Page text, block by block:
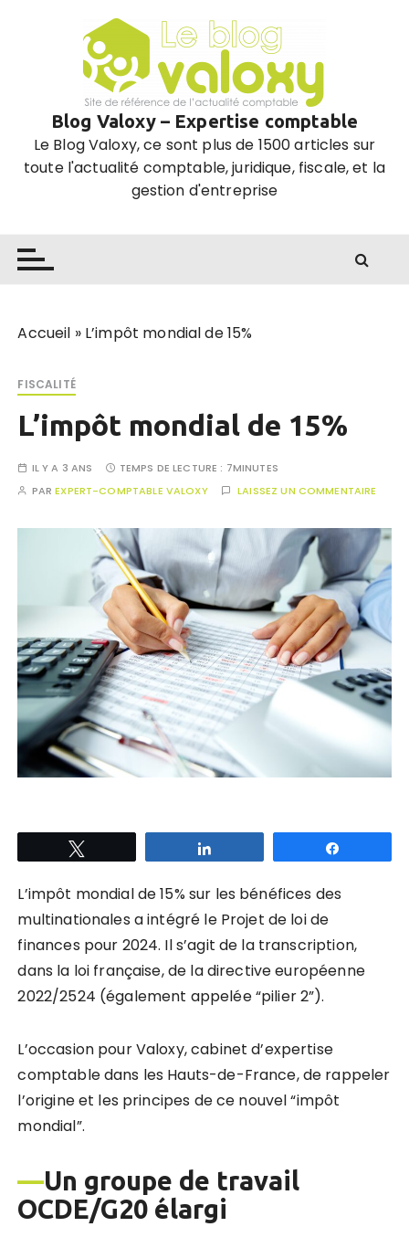
Blog Valoxy – Expertise comptable
Le Blog Valoxy, ce sont plus de 1500 articles sur
toute l'actualité comptable, juridique, fiscale, et la
gestion d'entreprise
Accueil » L’impôt mondial de 15%
FISCALITÉ
L’impôt mondial de 15%
IL Y A 3 ANS TEMPS DE LECTURE : 7MINUTES
PAREXPERT-COMPTABLE VALOXY LAISSEZ UN COMMENTAIRE
L’impôt mondial de 15% sur les bénéfices des
multinationales a intégré le Projet de loi de
finances pour 2024. Il s’agit de la transcription,
dans la loi française, de la directive européenne
2022/2524 (également appelée “pilier 2”).
L’occasion pour Valoxy, cabinet d’expertise
comptable dans les Hauts-de-France, de rappeler
l’origine et les principes de ce nouvel “impôt
mondial”.
—Un groupe de travail
OCDE/G20 élargi